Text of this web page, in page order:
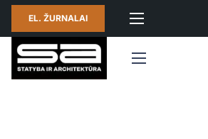
EL. ŽURNALAI